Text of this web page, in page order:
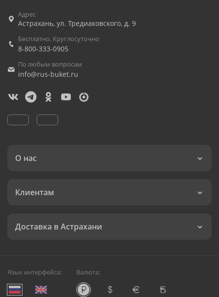
Адрес
Астрахань, ул. Тредиаковского, д. 9
Бесплатно. Круглосуточно
8-800-333-0905
По любым вопросам
info@rus-buket.ru
О нас
Клиентам
Доставка в Астрахани
Язык интерфейса: Валюта: